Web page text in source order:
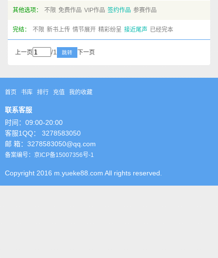
其他选项： 不限 免费作品 VIP作品 签约作品 参赛作品
完结： 不限 新书上传 情节展开 精彩纷呈 接近尾声 已经完本
上一页 /1 跳转 下一页
首页 书库 排行 充值 我的收藏
联系客服
时间：09:00-20:00
客服1QQ： 3278583050
邮 箱：3278583050@qq.com
备案编号：京ICP备15007356号-1
Copyright 2016 m.yueke88.com All rights reserved.